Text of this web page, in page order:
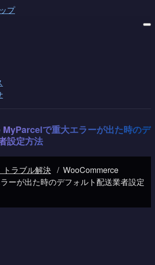
プ
で重大エラーが出た時のデ
設定方法
トラブル解決 / WooCommerce
ーが出た時のデフォルト配送業者設定